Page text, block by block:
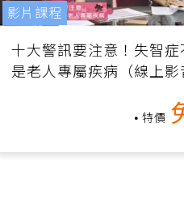
十大警訊要注意！失智症
是老人專屬疾病（線上影
影片課程